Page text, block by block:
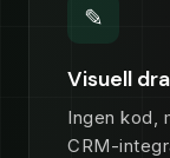
✎
Visuell
Ingen kod,
CRM-